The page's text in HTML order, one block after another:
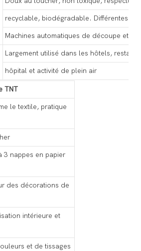
recyclable, biodégradable. Différentes
Machines automatiques de découpe et de
Largement utilisé dans les hôtels,
hôpital et activité de plein air
TNT
le textile, pratique
3 nappes en papier
des décorations de
intérieure et
et de tissages